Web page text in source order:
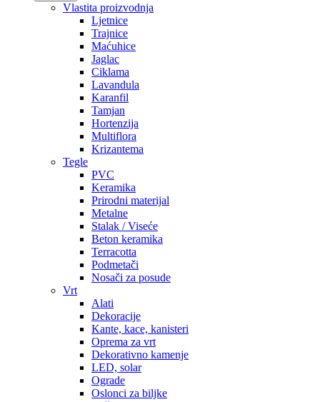
Vlastita proizvodnja
Ljetnice
Trajnice
Maćuhice
Jaglac
Ciklama
Lavandula
Karanfil
Tamjan
Hortenzija
Multiflora
Krizantema
Tegle
PVC
Keramika
Prirodni materijal
Metalne
Stalak / Viseće
Beton keramika
Terracotta
Podmetači
Nosači za posude
Vrt
Alati
Dekoracije
Kante, kace, kanisteri
Oprema za vrt
Dekorativno kamenje
LED, solar
Ograde
Oslonci za biljke